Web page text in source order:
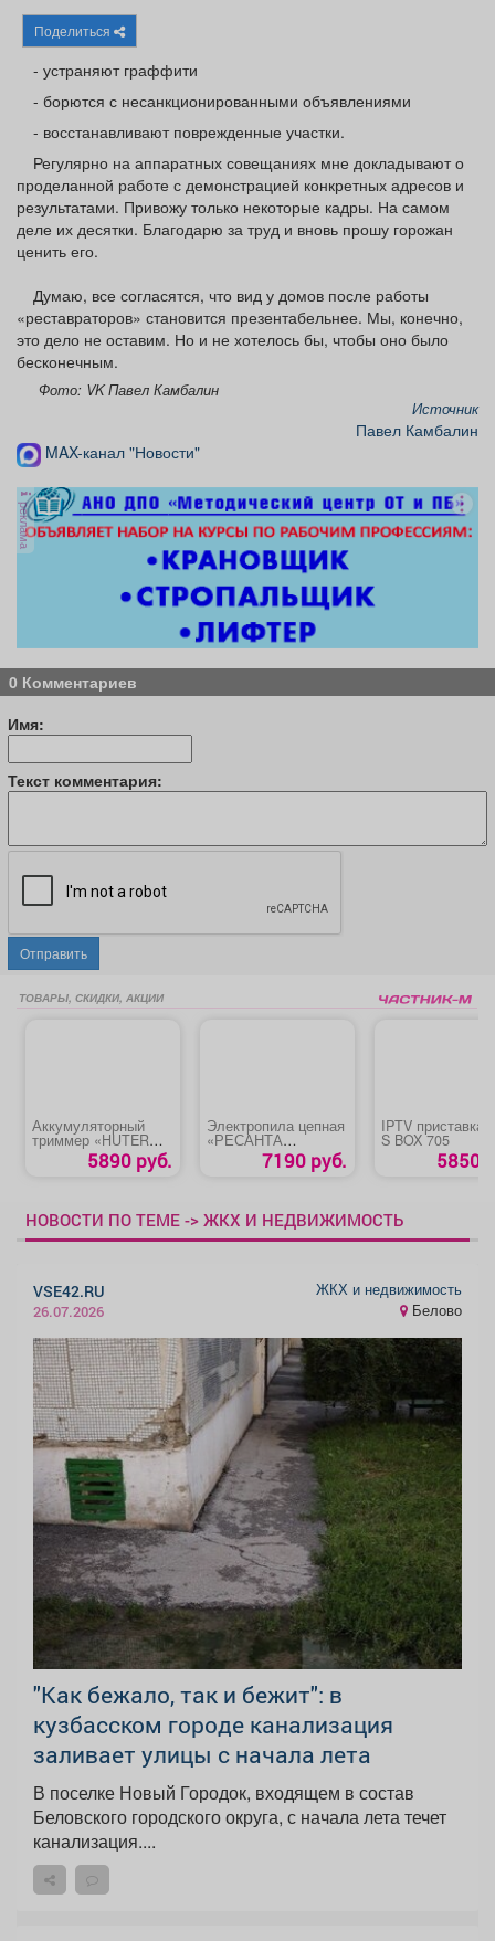
Афиша
Товары Поздравления
ТВ программа
Поделиться
- устраняют граффити
- борются с несанкционированными объявлениями
- восстанавливают поврежденные участки.
Регулярно на аппаратных совещаниях мне докладывают о
проделанной работе с демонстрацией конкретных адресов и
результатами. Привожу только некоторые кадры. На самом
деле их десятки. Благодарю за труд и вновь прошу горожан
ценить его.
Думаю, все согласятся, что вид у домов после работы
«реставраторов» становится презентабельнее. Мы, конечно,
это дело не оставим. Но и не хотелось бы, чтобы оно было
бесконечным.
Фото: VK Павел Камбалин
Источник
Павел Камбалин
MAX-канал "Новости"
реклама
0 Комментариев
Имя:
Текст комментария:
Отправить
ТОВАРЫ, СКИДКИ, АКЦИИ
Аккумуляторный
триммер «HUTER
GET-18-2Li» (GET-20-
5890 руб.
Электропила цепная
«РЕСАНТА
ЭП-1814П»7190 руб.
IPTV приставка
S BOX 705
5850
НОВОСТИ ПО ТЕМЕ -> ЖКХ И НЕДВИЖИМОСТЬ
VSE42.RU
26.07.2026
ЖКХ и недвижимость
Белово
"Как бежало, так и бежит": в
кузбасском городе канализация
заливает улицы с начала лета
В поселке Новый Городок, входящем в состав
Беловского городского округа, с начала лета течет
канализация....